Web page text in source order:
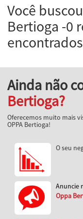
Você
Bertioga -0
encontrados
Ainda não
Bertioga?
Oferecemos muito mais
OPPA Bertioga!
O seu
Anuncie
Oppa